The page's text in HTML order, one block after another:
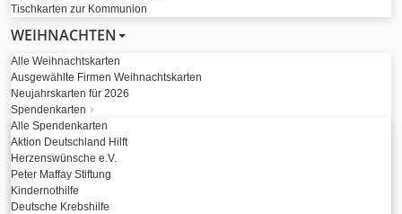
Tischkarten zur Kommunion
WEIHNACHTEN
Alle Weihnachtskarten
Ausgewählte Firmen Weihnachtskarten
Neujahrskarten für 2026
Spendenkarten
Alle Spendenkarten
Aktion Deutschland Hilft
Herzenswünsche e.V.
Peter Maffay Stiftung
Kindernothilfe
Deutsche Krebshilfe